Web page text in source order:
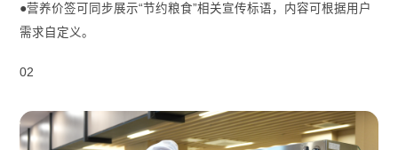
●营养价签可同步展示“节约粮食”相关宣传标语，内容可根据用户
需求自定义。
02